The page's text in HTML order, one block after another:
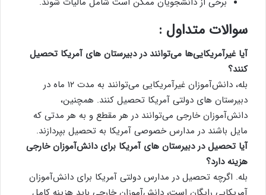
سوالات متداول :
آیا غیرآمریکایی‌ها می‌توانند در دبیرستان ‌های آمریکا تحصیل
کنند؟
بله، دانش‌آموزان غیرآمریکایی می‌توانند به مدت ۱۲ ماه در
دبیرستان های دولتی آمریکا تحصیل کنند. همچنین،
دانش‌آموزان خارجی می‌توانند در هر مقطع و به هر مدتی که
مایل باشند در مدارس خصوصی آمریکا به تحصیل بپردازند.
آیا تحصیل در دبیرستان های آمریکا برای دانش‌آموزان خارجی
هزینه دارد؟
بله. اگرچه تحصیل در مدارس دولتی آمریکا برای دانش‌آموزان